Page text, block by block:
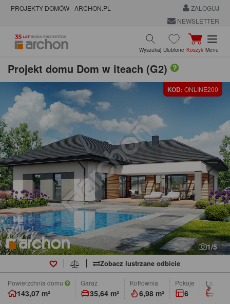
PROJEKTY DOMÓW - ARCHON.PL
ZALOGUJ
NEWSLETTER
Wyszukaj Ulubione Koszyk Menu
Projekt domu Dom w iteach (G2)
KOD: ONLINE200
1/5
Zobacz lustrzane odbicie
Powierzchnia domu
143,07 m²
Garaż
35,64 m²
Kotłownia
6,98 m²
pokoje
6